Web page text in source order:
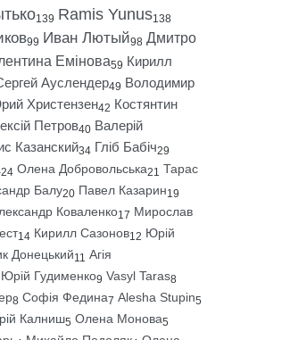
139 Ramis Yunus138
99 Иван Лютый98 Дмитро
Емінова59 Кирилл
Ауслендер49 Володимир
Христензен42 Костянтин
Петров40 Валерій
Казанский34 Гліб Бабіч29
24 Олена Добровольська21 Тарас
Балу20 Павел Казарин19
Коваленко17 Мирослав
14 Кирилл Сазонов12 Юрій
Донецький11 Агія
Юрій Гудименко9 Vasyl Taras8
8 Софія Федина7 Alesha Stupin5
Калниш5 Олена Монова5